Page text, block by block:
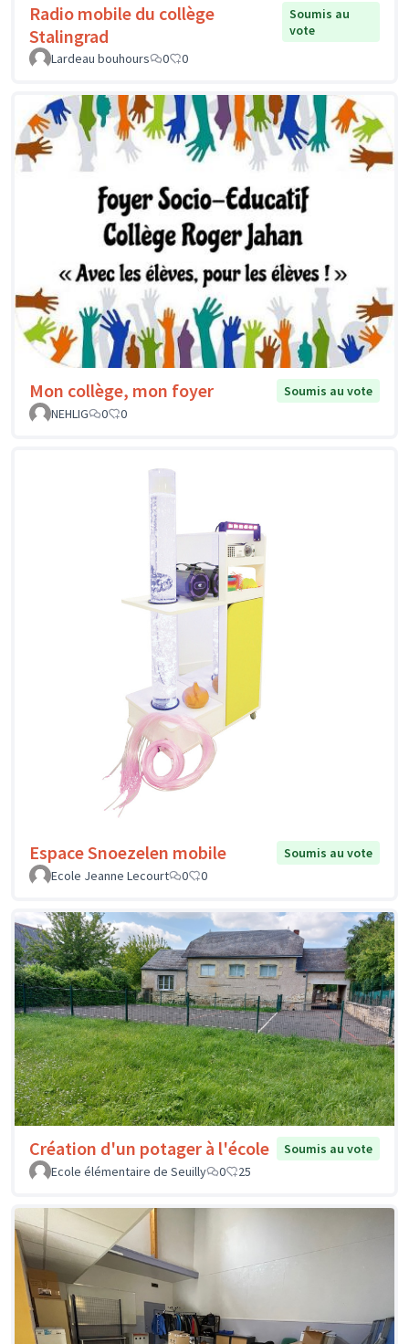
Radio mobile du collège
Stalingrad
Soumis au
vote
Lardeau bouhours
0 0
Mon collège, mon foyer
Soumis au vote
NEHLIG
0 0
Espace Snoezelen mobile
Soumis au vote
Ecole Jeanne Lecourt
0 0
Création d'un potager à l'école
Soumis au vote
Ecole élémentaire de Seuilly
0 25